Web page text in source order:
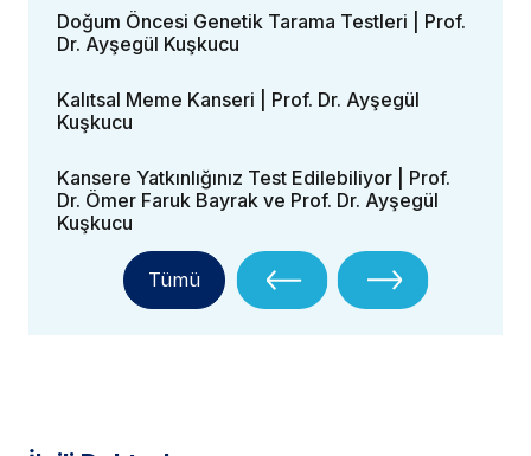
Doğum Öncesi Genetik Tarama Testleri | Prof.
Dr. Ayşegül Kuşkucu
Kalıtsal Meme Kanseri | Prof. Dr. Ayşegül
Kuşkucu
Kansere Yatkınlığınız Test Edilebiliyor | Prof.
Dr. Ömer Faruk Bayrak ve Prof. Dr. Ayşegül
Kuşkucu
Tümü